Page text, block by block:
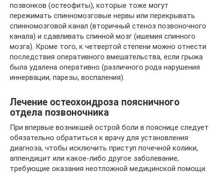
позвонков (остеофиты), которые тоже могут
пережимать спинномозговые нервы или перекрывать
спинномозговой канал (вторичный стеноз позвоночного
канала) и сдавливать спинной мозг (ишемия спинного
мозга). Кроме того, к четвертой степени можно отнести
последствия оперативного вмешательства, если грыжа
была удалена оперативно (различного рода нарушения
иннервации, парезы, воспаления).
Лечение остеохондроза поясничного
отдела позвоночника
При впервые возникшей острой боли в пояснице следует
обязательно обратиться к врачу для установления
диагноза, чтобы исключить приступ почечной колики,
аппендицит или какое-либо другое заболевание,
требующие оказания неотложной медицинской помощи.